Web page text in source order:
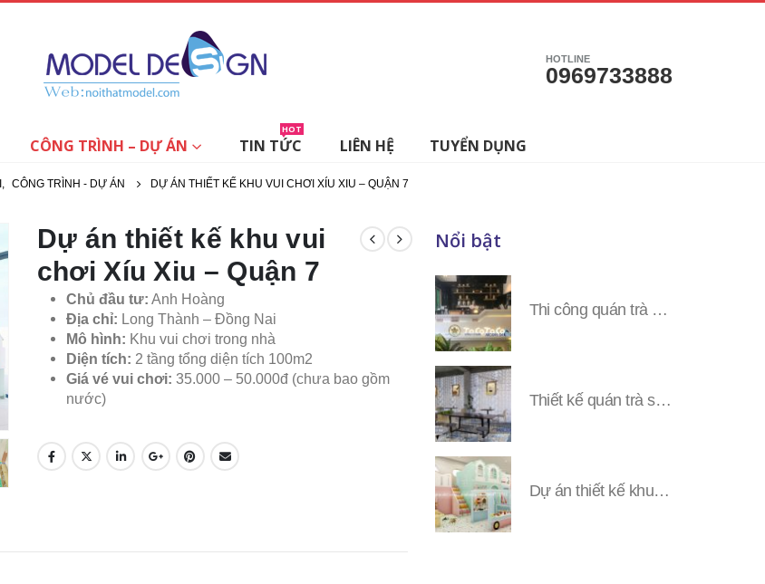
HOTLINE
0969733888
CÔNG TRÌNH – DỰ ÁN TIN TỨC
HOT
LIÊN HỆ TUYỂN DỤNG
, CÔNG TRÌNH - DỰ ÁN DỰ ÁN THIẾT KẾ KHU VUI CHƠI XÍU XIU – QUẬN 7
Dự án thiết kế khu vui
chơi Xíu Xiu – Quận 7
Chủ đầu tư: Anh Hoàng
Địa chỉ: Long Thành – Đồng Nai
Mô hình: Khu vui chơi trong nhà
Diện tích: 2 tầng tổng diện tích 100m2
Giá vé vui chơi: 35.000 – 50.000đ (chưa bao gồm
nước)
Nổi bật
Thi công quán trà sữa Tocotoco các tỉnh miền Nam
Thiết kế quán trà sữa Tocotoco toàn tỉnh miền Nam
Dự án thiết kế khu vui chơi Đặng YUNI